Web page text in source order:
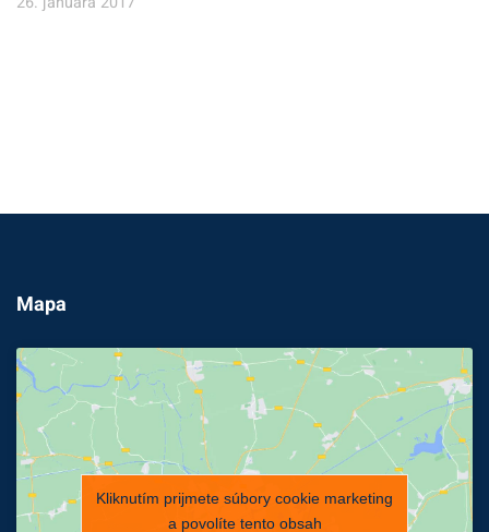
Mapa
Kliknutím prijmete súbory cookie marketing
a povolíte tento obsah